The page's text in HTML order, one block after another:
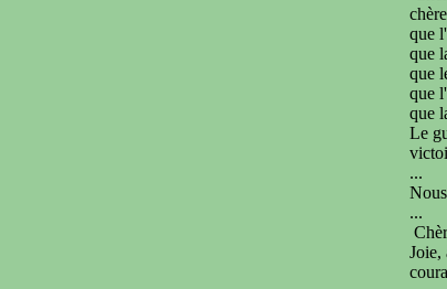
que
que
que
que
que
Le
...
...
Joie,